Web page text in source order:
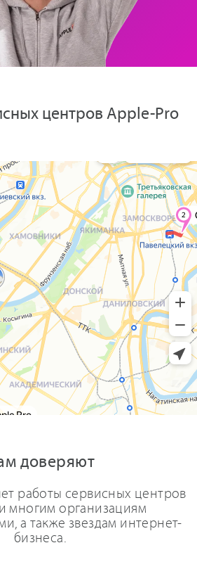
центров Apple-Pro
доверяют
работы сервисных центров
многим организациям
а также звездам интернет-
бизнеса.